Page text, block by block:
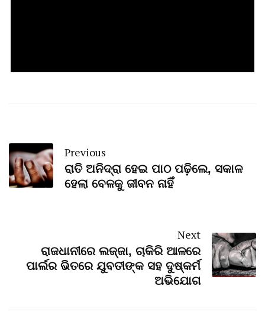
Previous
ରାତି ଅନିଦ୍ରା ହେଇ ପାଠ ପଢ଼ିଲେ, ସକାଳ
ହେଲା ବେଳକୁ ଜୀବନ ନାହିଁ
Next
ରାଜଧାନୀରେ ଲଜ୍ଜା, ଚାକିରି ଆଳରେ
ପାର୍ଲର ଭିତରେ ଯୁବତୀଙ୍କ ସହ ଦୁଷ୍କର୍ମ
ଅଭିଯୋଗ